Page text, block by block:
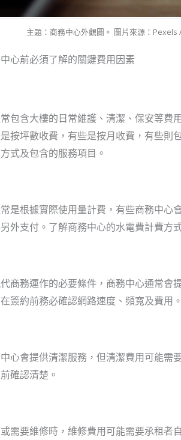
主題：商務中心外觀圖。 圖片來源：Pexels
心前必須了解的關鍵費用因素
包含大樓的日常維護、清潔、保安等費
按坪數收費，有些是按月收費，有些則
式及包含的服務項目。
是根據實際使用量計費，有些商務中心
外支付。了解商務中心的水電費計費方
商務運作的必要條件，商務中心通常會
簽約前務必確認網路速度、頻寬及費用。
心會提供清潔服務，但清潔費用可能需
確認清楚。
需要維修時，維修費用可能需要承租者